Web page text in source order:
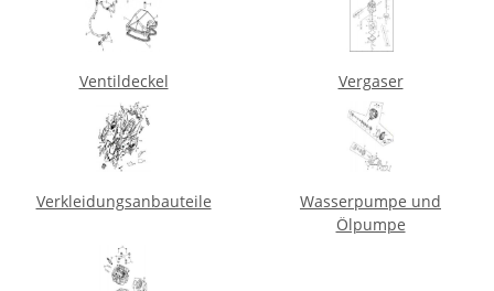
Ventildeckel Vergaser
Verkleidungsanbauteile
Wasserpumpe und
Ölpumpe